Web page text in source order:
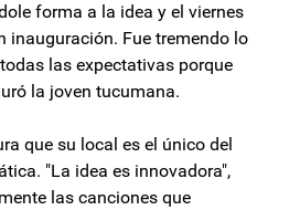
forma a la idea y el viernes
inauguración. Fue tremendo lo
las expectativas porque
la joven tucumana.
que su local es el único del
"La idea es innovadora",
las canciones que